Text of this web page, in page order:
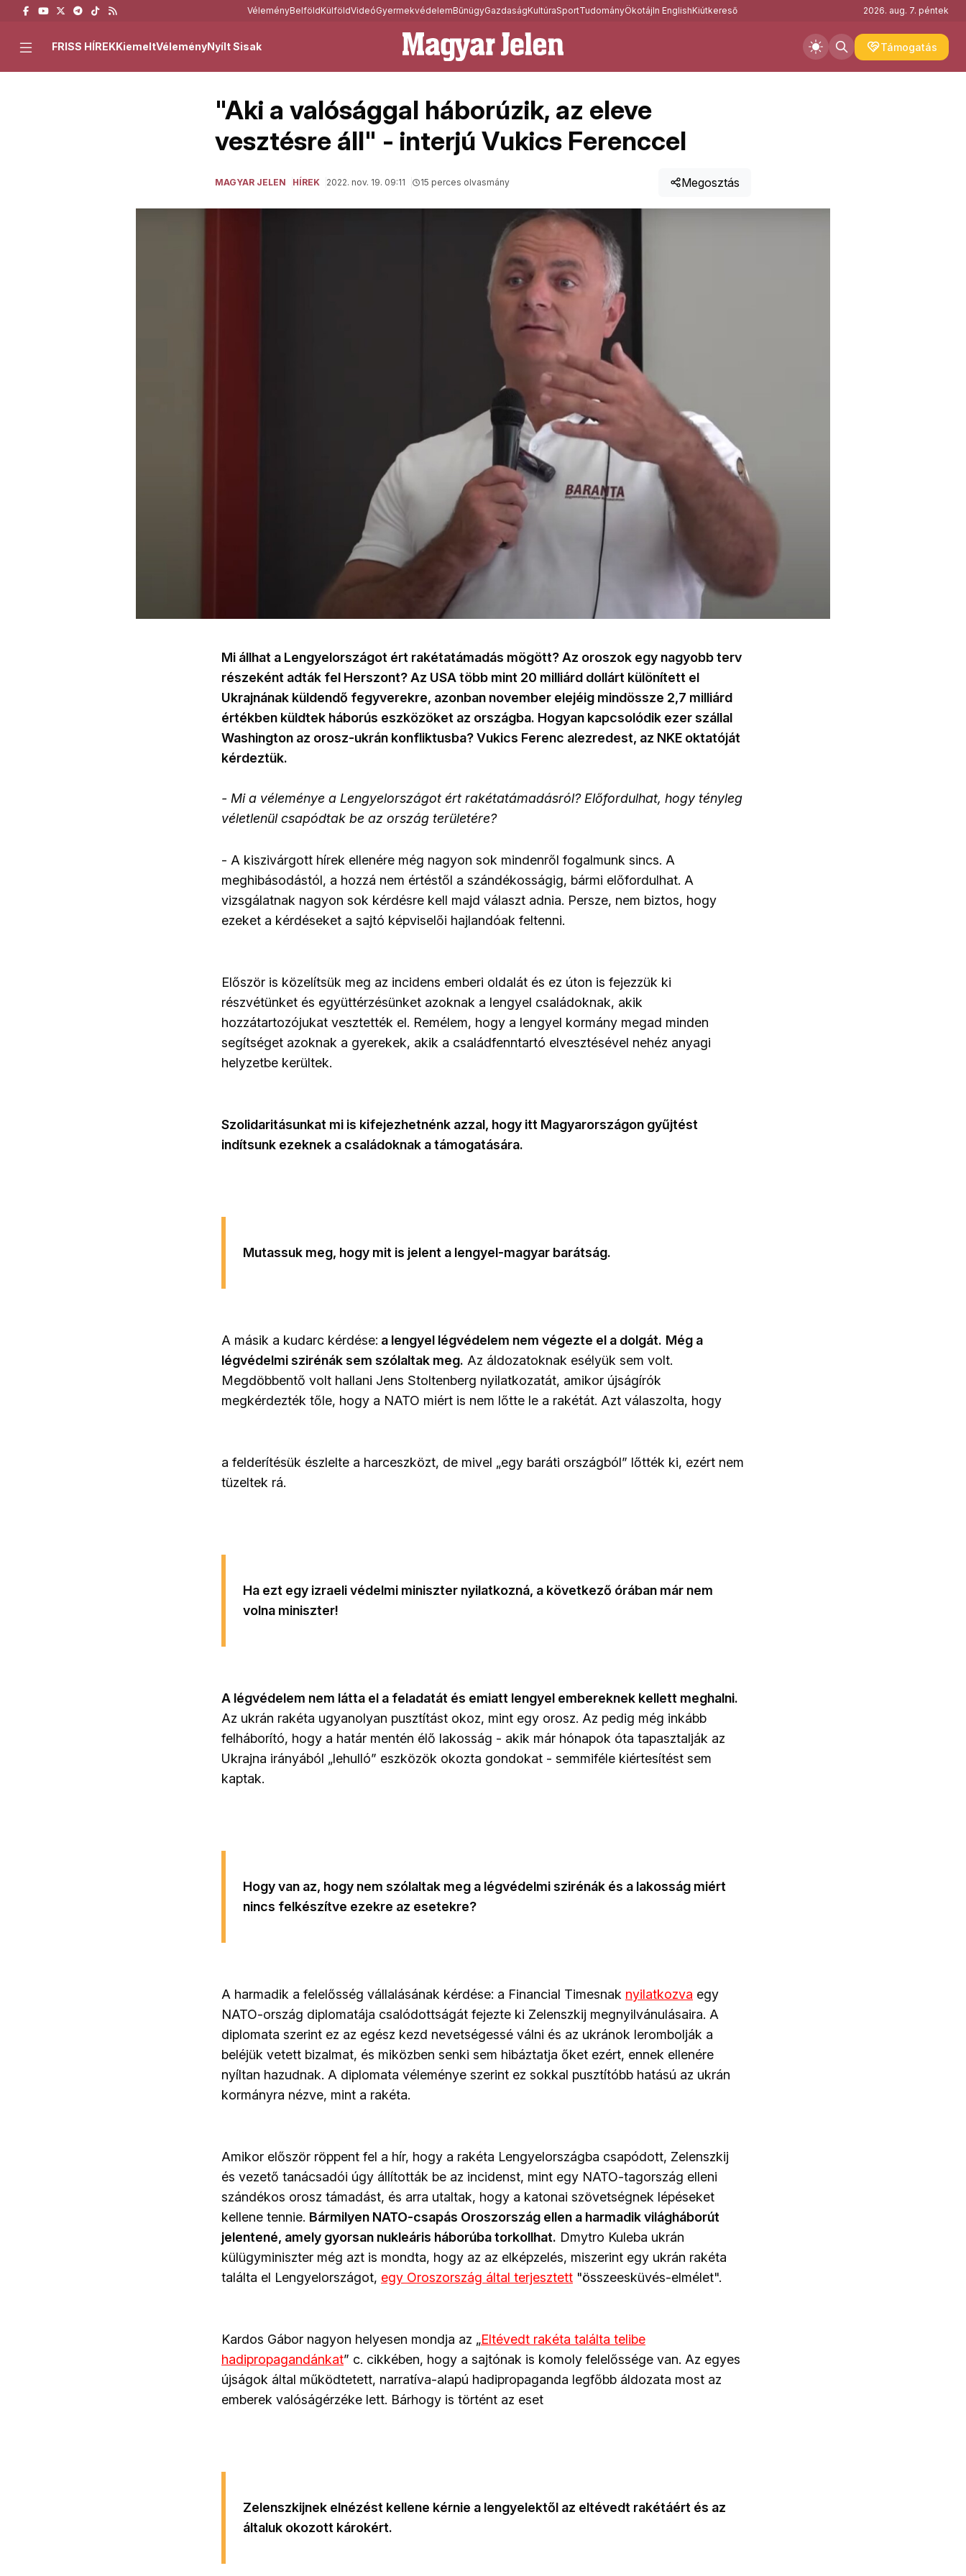
VéleményBelföldKülföldVideóGyermekvédelemBűnügyGazdaságKultúraSportTudományÖkotájIn EnglishKiútkereső 2026. aug. 7. péntek
Támogatás
FRISS HÍREKKiemeltVéleményNyílt Sisak
"Aki a valósággal háborúzik, az eleve
vesztésre áll" - interjú Vukics Ferenccel
MAGYAR JELEN HÍREK 2022. nov. 19. 09:11 15 perces olvasmány Megosztás
Mi állhat a Lengyelországot ért rakétatámadás mögött? Az oroszok egy nagyobb terv
részeként adták fel Herszont? Az USA több mint 20 milliárd dollárt különített el
Ukrajnának küldendő fegyverekre, azonban november elejéig mindössze 2,7 milliárd
értékben küldtek háborús eszközöket az országba. Hogyan kapcsolódik ezer szállal
Washington az orosz-ukrán konfliktusba? Vukics Ferenc alezredest, az NKE oktatóját
kérdeztük.
- Mi a véleménye a Lengyelországot ért rakétatámadásról? Előfordulhat, hogy tényleg
véletlenül csapódtak be az ország területére?
- A kiszivárgott hírek ellenére még nagyon sok mindenről fogalmunk sincs. A
meghibásodástól, a hozzá nem értéstől a szándékosságig, bármi előfordulhat. A
vizsgálatnak nagyon sok kérdésre kell majd választ adnia. Persze, nem biztos, hogy
ezeket a kérdéseket a sajtó képviselői hajlandóak feltenni.
Először is közelítsük meg az incidens emberi oldalát és ez úton is fejezzük ki
részvétünket és együttérzésünket azoknak a lengyel családoknak, akik
hozzátartozójukat vesztették el. Remélem, hogy a lengyel kormány megad minden
segítséget azoknak a gyerekek, akik a családfenntartó elvesztésével nehéz anyagi
helyzetbe kerültek.
Szolidaritásunkat mi is kifejezhetnénk azzal, hogy itt Magyarországon gyűjtést
indítsunk ezeknek a családoknak a támogatására.
Mutassuk meg, hogy mit is jelent a lengyel-magyar barátság.
A másik a kudarc kérdése: a lengyel légvédelem nem végezte el a dolgát. Még a
légvédelmi szirénák sem szólaltak meg. Az áldozatoknak esélyük sem volt.
Megdöbbentő volt hallani Jens Stoltenberg nyilatkozatát, amikor újságírók
megkérdezték tőle, hogy a NATO miért is nem lőtte le a rakétát. Azt válaszolta, hogy
a felderítésük észlelte a harceszközt, de mivel „egy baráti országból” lőtték ki, ezért nem
tüzeltek rá.
Ha ezt egy izraeli védelmi miniszter nyilatkozná, a következő órában már nem
volna miniszter!
A légvédelem nem látta el a feladatát és emiatt lengyel embereknek kellett meghalni.
Az ukrán rakéta ugyanolyan pusztítást okoz, mint egy orosz. Az pedig még inkább
felháborító, hogy a határ mentén élő lakosság - akik már hónapok óta tapasztalják az
Ukrajna irányából „lehulló” eszközök okozta gondokat - semmiféle kiértesítést sem
kaptak.
Hogy van az, hogy nem szólaltak meg a légvédelmi szirénák és a lakosság miért
nincs felkészítve ezekre az esetekre?
A harmadik a felelősség vállalásának kérdése: a Financial Timesnak nyilatkozva egy
NATO-ország diplomatája csalódottságát fejezte ki Zelenszkij megnyilvánulásaira. A
diplomata szerint ez az egész kezd nevetségessé válni és az ukránok lerombolják a
beléjük vetett bizalmat, és miközben senki sem hibáztatja őket ezért, ennek ellenére
nyíltan hazudnak. A diplomata véleménye szerint ez sokkal pusztítóbb hatású az ukrán
kormányra nézve, mint a rakéta.
Amikor először röppent fel a hír, hogy a rakéta Lengyelországba csapódott, Zelenszkij
és vezető tanácsadói úgy állították be az incidenst, mint egy NATO-tagország elleni
szándékos orosz támadást, és arra utaltak, hogy a katonai szövetségnek lépéseket
kellene tennie. Bármilyen NATO-csapás Oroszország ellen a harmadik világháborút
jelentené, amely gyorsan nukleáris háborúba torkollhat. Dmytro Kuleba ukrán
külügyminiszter még azt is mondta, hogy az az elképzelés, miszerint egy ukrán rakéta
találta el Lengyelországot, egy Oroszország által terjesztett "összeesküvés-elmélet".
Kardos Gábor nagyon helyesen mondja az „Eltévedt rakéta találta telibe
hadipropagandánkat” c. cikkében, hogy a sajtónak is komoly felelőssége van. Az egyes
újságok által működtetett, narratíva-alapú hadipropaganda legfőbb áldozata most az
emberek valóságérzéke lett. Bárhogy is történt az eset
Zelenszkijnek elnézést kellene kérnie a lengyelektől az eltévedt rakétáért és az
általuk okozott károkért.